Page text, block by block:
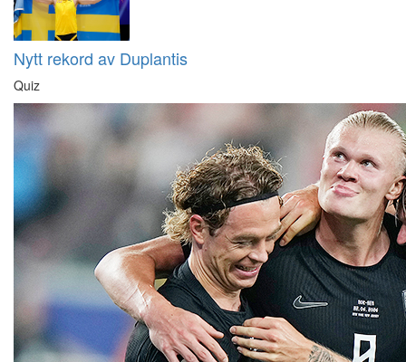
Nytt rekord av Duplantis
Quiz